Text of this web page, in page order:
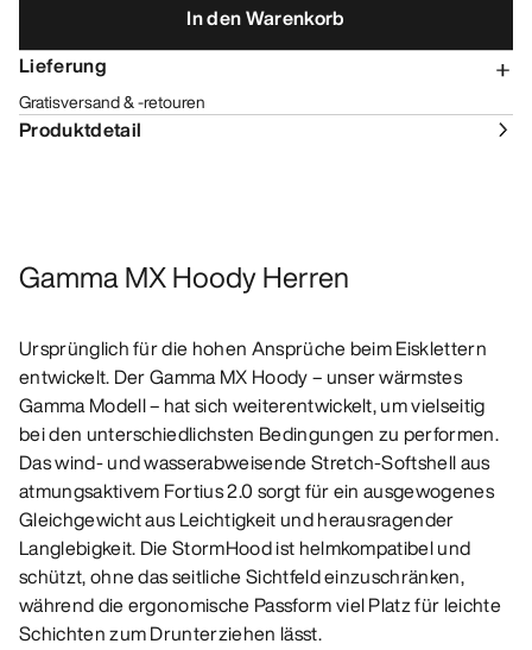
In den Warenkorb
Lieferung
Gratisversand & -retouren
Produktdetail
Gamma MX Hoody Herren
Ursprünglich für die hohen Ansprüche beim Eisklettern
entwickelt. Der Gamma MX Hoody – unser wärmstes
Gamma Modell – hat sich weiterentwickelt, um vielseitig
bei den unterschiedlichsten Bedingungen zu performen.
Das wind- und wasserabweisende Stretch-Softshell aus
atmungsaktivem Fortius 2.0 sorgt für ein ausgewogenes
Gleichgewicht aus Leichtigkeit und herausragender
Langlebigkeit. Die StormHood ist helmkompatibel und
schützt, ohne das seitliche Sichtfeld einzuschränken,
während die ergonomische Passform viel Platz für leichte
Schichten zum Drunterziehen lässt.